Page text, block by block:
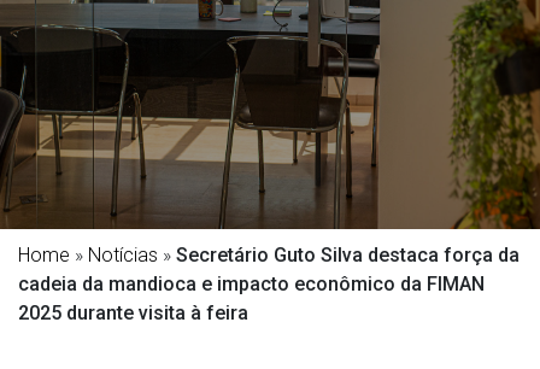
Home » Notícias » Secretário Guto Silva destaca força da
cadeia da mandioca e impacto econômico da FIMAN
2025 durante visita à feira